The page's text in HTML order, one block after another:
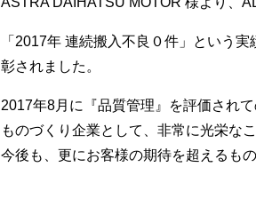
「2017年 連続搬入不良０件」という
彰されました。
2017年8月に『品質管理』を評価され
ものづくり企業として、非常に光栄な
今後も、更にお客様の期待を超えるも